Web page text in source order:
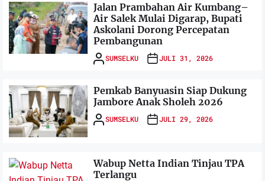
Jalan Prambahan Air Kumbang–
Air Salek Mulai Digarap, Bupati
Askolani Dorong Percepatan
Pembangunan
SUMSELKU JULI 31, 2026
Pemkab Banyuasin Siap Dukung
Jambore Anak Sholeh 2026
SUMSELKU JULI 29, 2026
Wabup Netta Indian Tinjau TPA
Terlangu